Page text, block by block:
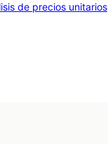
de precios unitarios